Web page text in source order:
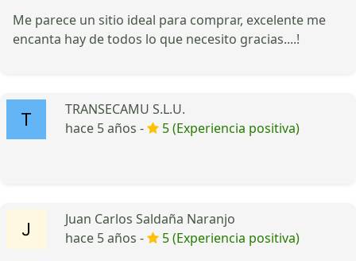
Me parece un sitio ideal para comprar, excelente me
encanta hay de todos lo que necesito gracias....!
TRANSECAMU S.L.U.
hace 5 años -
5 (Experiencia positiva)
Juan Carlos Saldaña Naranjo
hace 5 años -
5 (Experiencia positiva)